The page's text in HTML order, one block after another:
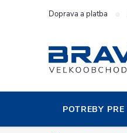
Doprava a platba
POTREBY